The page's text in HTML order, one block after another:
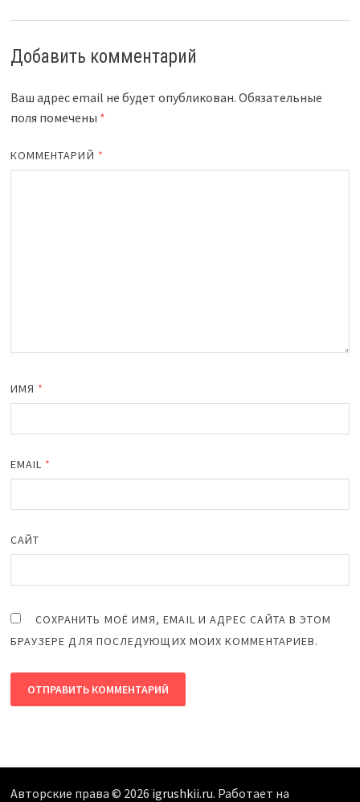
Добавить комментарий
Ваш адрес email не будет опубликован. Обязательные
поля помечены *
КОММЕНТАРИЙ *
ИМЯ *
EMAIL *
САЙТ
СОХРАНИТЬ МОЁ ИМЯ, EMAIL И АДРЕС САЙТА В ЭТОМ
БРАУЗЕРЕ ДЛЯ ПОСЛЕДУЮЩИХ МОИХ КОММЕНТАРИЕВ.
Авторские права © 2026 igrushkii.ru. Работает на